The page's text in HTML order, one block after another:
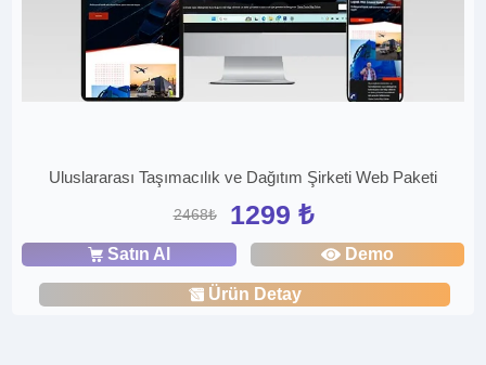
Uluslararası Taşımacılık ve Dağıtım Şirketi Web Paketi
2468₺ 1299 ₺
Satın Al Demo
Ürün Detay